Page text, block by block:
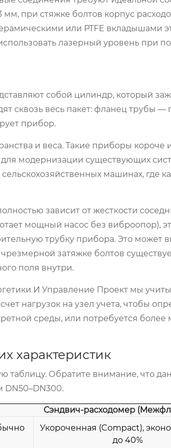
при стяжке болтов корпус
или PTFE вкладышами
лазерный уровень при
собой цилиндр, который
сквозь весь пакет: фланец трубы —
прибор.
и веса. Такие приборы короче
модернизации существующих
машинах, где
зависит от жесткости
мощный насос без виброопор),
трубку прибора. Это может
затяжке болтов
поля внутри.
И Управление Проект мы
нагрузок на узел учета, чтобы
среды, или потребуется более
характеристик
таблицу. Обратите внимание, что
Сэндвич-расходомер
Укороченная (Compact),
до 40%